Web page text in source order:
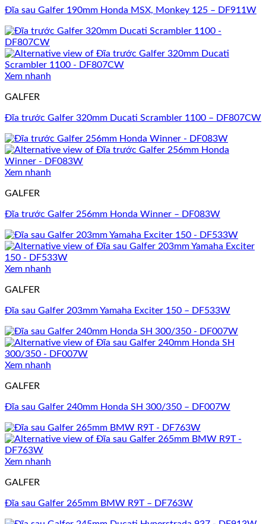
Đĩa sau Galfer 190mm Honda MSX, Monkey 125 – DF911W
Xem nhanh
GALFER
Đĩa trước Galfer 320mm Ducati Scrambler 1100 – DF807CW
Xem nhanh
GALFER
Đĩa trước Galfer 256mm Honda Winner – DF083W
Xem nhanh
GALFER
Đĩa sau Galfer 203mm Yamaha Exciter 150 – DF533W
Xem nhanh
GALFER
Đĩa sau Galfer 240mm Honda SH 300/350 – DF007W
Xem nhanh
GALFER
Đĩa sau Galfer 265mm BMW R9T – DF763W